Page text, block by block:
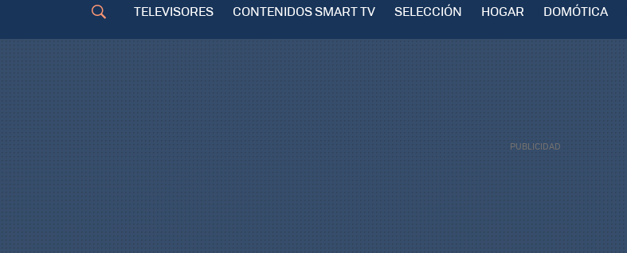
TELEVISORES CONTENIDOS SMART TV SELECCIÓN HOGAR DOMÓTICA